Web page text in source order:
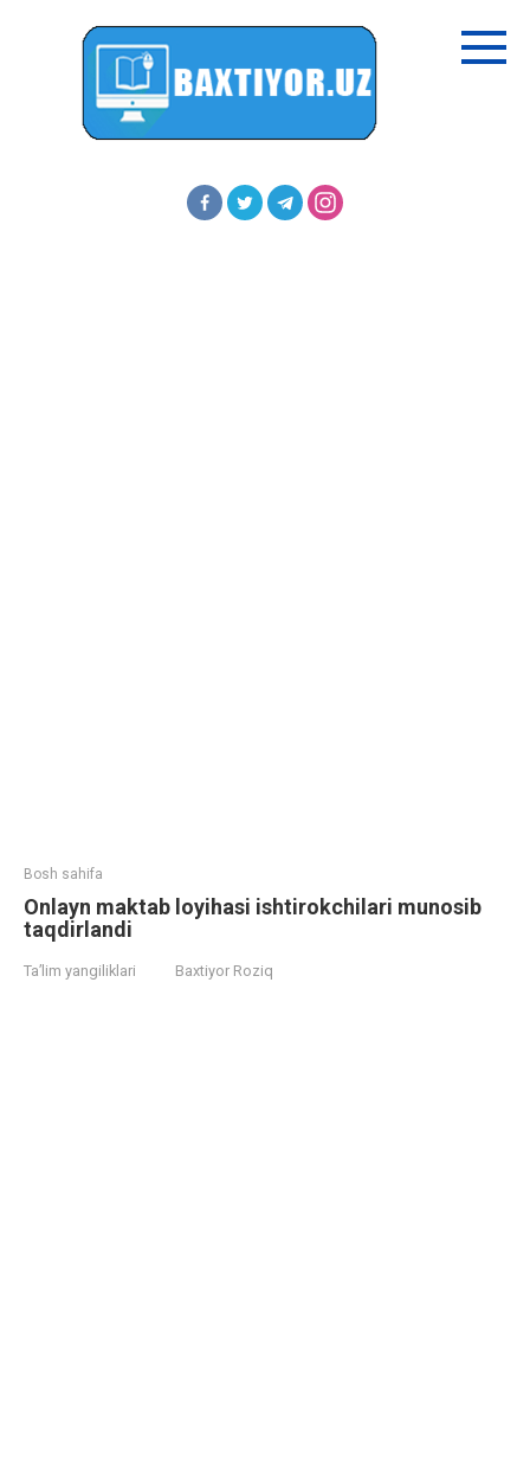
Bosh sahifa
Onlayn maktab loyihasi ishtirokchilari munosib
taqdirlandi
Ta’lim yangiliklari Baxtiyor Roziq